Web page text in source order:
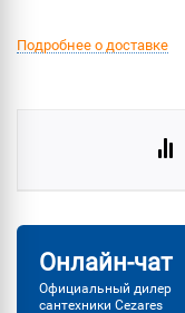
Подробнее о доставке
Онлайн-чат
Официальный дилер
сантехники Cezares